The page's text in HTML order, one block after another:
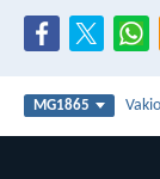
MG1865